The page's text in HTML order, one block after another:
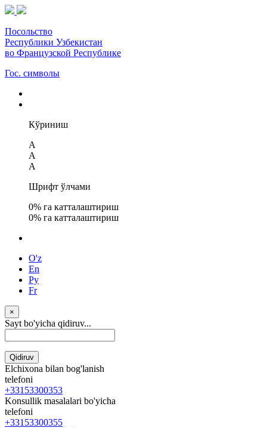
Посольство
Республики Узбекистан
во Французской Республике
Гос. символы
Кўриниш
A
A
A
Шрифт ўлчами
0% га катталаштириш
0% га катталаштириш
O'z
En
Ру
Fr
×
Sayt bo'yicha qidiruv...
Qidiruv
Elchixona bilan bog'lanish
telefoni
+33153300353
Konsullik masalalari bo'yicha
telefoni
+33153300355